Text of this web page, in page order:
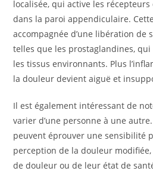
localisée, qui active les
dans la paroi appendiculaire.
accompagnée d’une libération de
telles que les prostaglandines,
les tissus environnants. Plus
la douleur devient aiguë et
Il est également intéressant de
varier d’une personne à une
peuvent éprouver une sensibilité
perception de la douleur
de douleur ou de leur état de